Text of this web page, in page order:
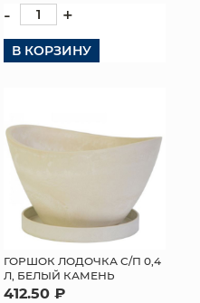
- +
В КОРЗИНУ
ГОРШОК ЛОДОЧКА С/П 0,4
Л, БЕЛЫЙ КАМЕНЬ
412.50 ₽